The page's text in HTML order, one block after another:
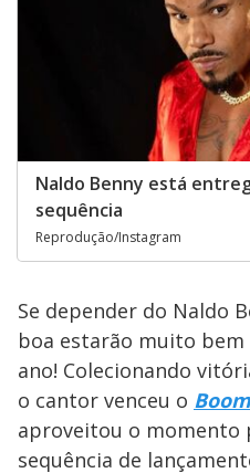
Naldo Benny está
sequência
Reprodução/Instagram
Se depender do Naldo
boa estarão muito
ano! Colecionando
o cantor venceu o
aproveitou o momento
sequência de